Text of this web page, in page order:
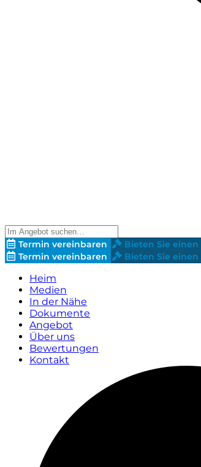
Termin vereinbaren Bieten Sie einen
Termin vereinbaren
Bieten Sie einen
Heim
Medien
In der Nähe
Dokumente
Angebot
Über uns
Bewertungen
Kontakt